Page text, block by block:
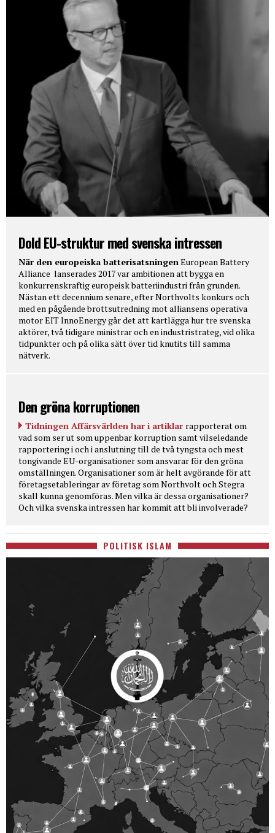
Dold EU-struktur med svenska intressen
När den europeiska batterisatsningenEuropean Battery
Alliance lanserades 2017 var ambitionen att bygga en
konkurrenskraftig europeisk batteriindustri från grunden.
Nästan ett decennium senare, efter Northvolts konkurs och
med en pågående brottsutredning mot alliansens operativa
motor EIT InnoEnergy går det att kartlägga hur tre svenska
aktörer, två tidigare ministrar och en industristrateg, vid olika
tidpunkter och på olika sätt över tid knutits till samma
nätverk.
Den gröna korruptionen
Tidningen Affärsvärlden har i artiklar rapporterat om
vad som ser ut som uppenbar korruption samt vilseledande
rapportering i och i anslutning till de två tyngsta och mest
tongivande EU-organisationer som ansvarar för den gröna
omställningen. Organisationer som är helt avgörande för att
företagsetableringar av företag som Northvolt och Stegra
skall kunna genomföras. Men vilka är dessa organisationer?
Och vilka svenska intressen har kommit att bli involverade?
POLITISK ISLAM